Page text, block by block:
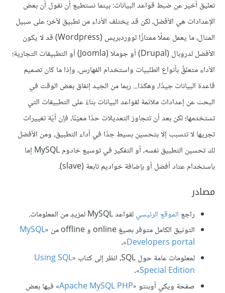
تعليق أخير عن ضبط قواعد البيانات: بينما نستطيع أن نقول أن بعض
الإعدادات هي الأفضل، لكن قد يختلف الأداء من تطبيق لآخر؛ على سبيل
المثال، ما يعمل عملًا ممتازًا لووردبريس (Wordpress) قد لا يكون
الأفضل لدروبال (Drupal) أو جوملا (Joomla) أو التطبيقات التجارية؛
الأداء متعلقٌ بأنواع الطلبيات واستخدام الفهارس، وإذا ما كان تصميم
قاعدة البيانات جيدًا، وهكذا... ربما من الجيد إنفاق بعض الوقت في
البحث عن إعدادات ملائمة لقواعد البيانات بناءً على التطبيقات التي
تستخدمها؛ لكن بعد أن تتجاوز التعديلات حدًا معيّنًا، فإن أيّة تغييرات
تجريها لا تتسبب إلا بتحسين بسيط جدًا في أداء التطبيق، ومن الأفضل
لك تحسين التطبيق نفسه، أو التفكير في توسيع خادوم MySQL إما
باستخدام عتاد أفضل أو بإضافة خواديم تابعة (slave).
مصادر
راجع الموقع الرئيسيلقواعد MySQL لمزيدٍ من المعلومات.
التوثيق الكامل متوفر بصيغ online و offline من «
MySQL
Developers portal
».
لمعلومات عامة حول SQL، انظر إلى كتاب «
Using SQL
Special Edition
».
صفحة ويكي أوبنتو «Apache MySQL PHP» فيها بعض